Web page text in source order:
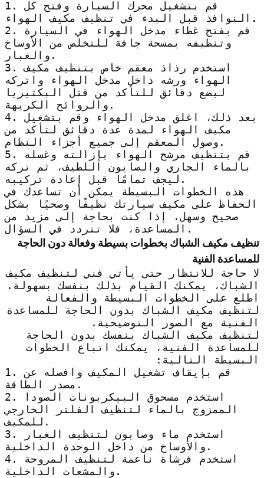
1. قم بتشغيل محرك السيارة وفتح كل
النوافذ قبل البدء في تنظيف مكيف الهواء.
2. قم بفتح غطاء مدخل الهواء في السيارة
وتنظيفه بمسحة جافة للتخلص من الأوساخ
والغبار.
3. استخدم رذاذ معقم خاص بتنظيف مكيف
الهواء ورشه داخل مدخل الهواء واتركه
لبضع دقائق للتأكد من قتل البكتيريا
والروائح الكريهة.
4. بعد ذلك، اغلق مدخل الهواء وقم بتشغيل
مكيف الهواء لمدة عدة دقائق لتأكد من
وصول المعقم إلى جميع أجزاء النظام.
5. قم بتنظيف مرشح الهواء بإزالته وغسله
بالماء الجاري والصابون اللطيف، ثم تركه
ليجف تمامًا قبل إعادة تركيبه.
هذه الخطوات البسيطة يمكن أن تساعدك في
الحفاظ على مكيف سيارتك نظيفًا وصحيًا بشكل
صحيح وسهل. إذا كنت بحاجة إلى مزيد من
المساعدة، فلا تتردد في السؤال.
تنظيف مكيف الشباك بخطوات بسيطة وفعالة دون الحاجة
للمساعدة الفنية
لا حاجة للانتظار حتى يأتي فني لتنظيف مكيف
الشباك، يمكنك القيام بذلك بنفسك بسهولة.
اطلع على الخطوات البسيطة والفعالة
لتنظيف مكيف الشباك بدون الحاجة للمساعدة
الفنية مع الصور التوضيحية.
لتنظيف مكيف الشباك بنفسك بدون الحاجة
للمساعدة الفنية، يمكنك اتباع الخطوات
البسيطة التالية:
1. قم بإيقاف تشغيل المكيف وافصله عن
مصدر الطاقة.
2. استخدم مسحوق البيكربونات الصودا
الممزوج بالماء لتنظيف الفلتر الخارجي
للمكيف.
3. استخدم ماء وصابون لتنظيف الغبار
والأوساخ من داخل الوحدة الداخلية.
4. استخدم فرشاة ناعمة لتنظيف المروحة
والمشعات الداخلية.